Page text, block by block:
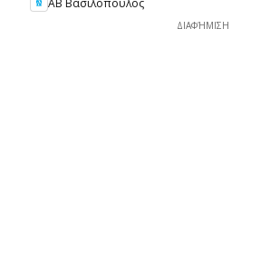
ΔΙΑΦΉΜΙΣΗ